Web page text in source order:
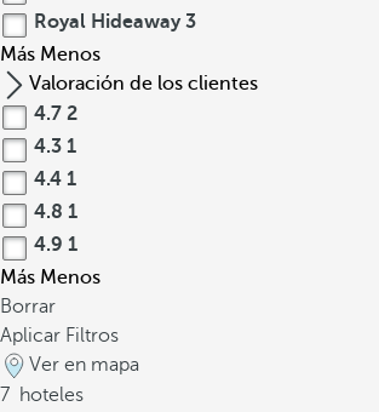
Royal Hideaway 3
Más Menos
Valoración de los clientes
4.7 2
4.3 1
4.4 1
4.8 1
4.9 1
Más Menos
Borrar
Aplicar Filtros
Ver en mapa
7 hoteles